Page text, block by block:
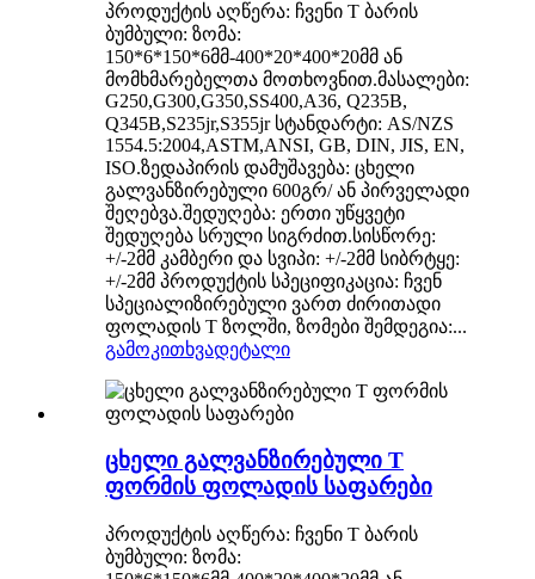
პროდუქტის აღწერა: ჩვენი T ბარის
ბუმბული: ზომა:
150*6*150*6მმ-400*20*400*20მმ ან
მომხმარებელთა მოთხოვნით.მასალები:
G250,G300,G350,SS400,A36, Q235B,
Q345B,S235jr,S355jr სტანდარტი: AS/NZS
1554.5:2004,ASTM,ANSI, GB, DIN, JIS, EN,
ISO.ზედაპირის დამუშავება: ცხელი
გალვანზირებული 600გრ/ ან პირველადი
შეღებვა.შედუღება: ერთი უწყვეტი
შედუღება სრული სიგრძით.სისწორე:
+/-2მმ კამბერი და სვიპი: +/-2მმ სიბრტყე:
+/-2მმ პროდუქტის სპეციფიკაცია: ჩვენ
სპეციალიზირებული ვართ ძირითადი
ფოლადის T ზოლში, ზომები შემდეგია:...
გამოკითხვადეტალი
ცხელი გალვანზირებული T
ფორმის ფოლადის საფარები
პროდუქტის აღწერა: ჩვენი T ბარის
ბუმბული: ზომა: